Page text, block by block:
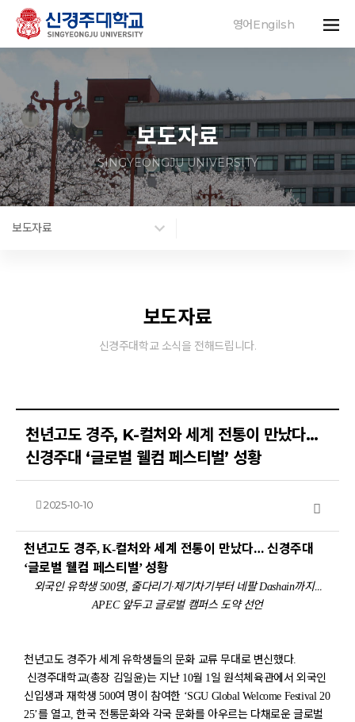
영어Engilsh
보도자료
SINGYEONGJU UNIVERSITY
보도자료
보도자료
신경주대학교 소식을 전해드립니다.
천년고도 경주, K-컬처와 세계 전통이 만났다…
신경주대 ‘글로벌 웰컴 페스티벌’ 성황
2025-10-10
천년고도 경주, K-컬처와 세계 전통이 만났다…신경주대
‘글로벌 웰컴 페스티벌’성황
외국인 유학생500명, 줄다리기·제기차기부터 네팔Dashain까지…
APEC 앞두고 글로벌 캠퍼스 도약 선언
천년고도 경주가 세계 유학생들의 문화 교류 무대로 변신했다.
신경주대학교(총장 김일윤)는 지난 10월 1일 원석체육관에서 외국인
신입생과 재학생500여 명이 참여한 ‘SGU Global Welcome Festival 20
25’를 열고,한국 전통문화와 각국 문화를 아우르는 다채로운 글로벌